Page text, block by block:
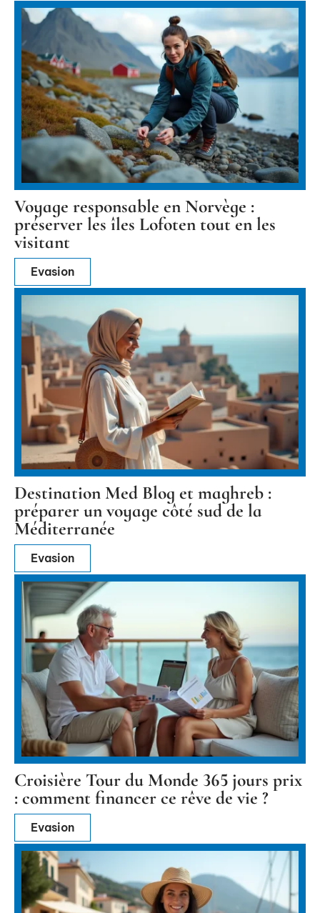
Voyage responsable en Norvège :
préserver les îles Lofoten tout en les
visitant
Evasion
Destination Med Blog et maghreb :
préparer un voyage côté sud de la
Méditerranée
Evasion
Croisière Tour du Monde 365 jours prix
: comment financer ce rêve de vie ?
Evasion